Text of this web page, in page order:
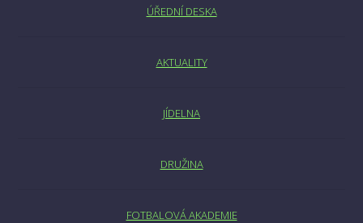
ÚŘEDNÍ DESKA
AKTUALITY
JÍDELNA
DRUŽINA
FOTBALOVÁ AKADEMIE